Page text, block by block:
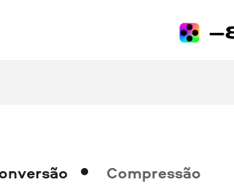
Compressão